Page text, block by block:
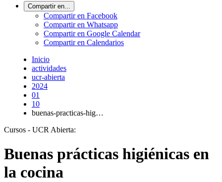
Compartir en...
Compartir en Facebook
Compartir en Whatsapp
Compartir en Google Calendar
Compartir en Calendarios
Inicio
actividades
ucr-abierta
2024
01
10
buenas-practicas-hig…
Cursos - UCR Abierta:
Buenas prácticas higiénicas en
la cocina